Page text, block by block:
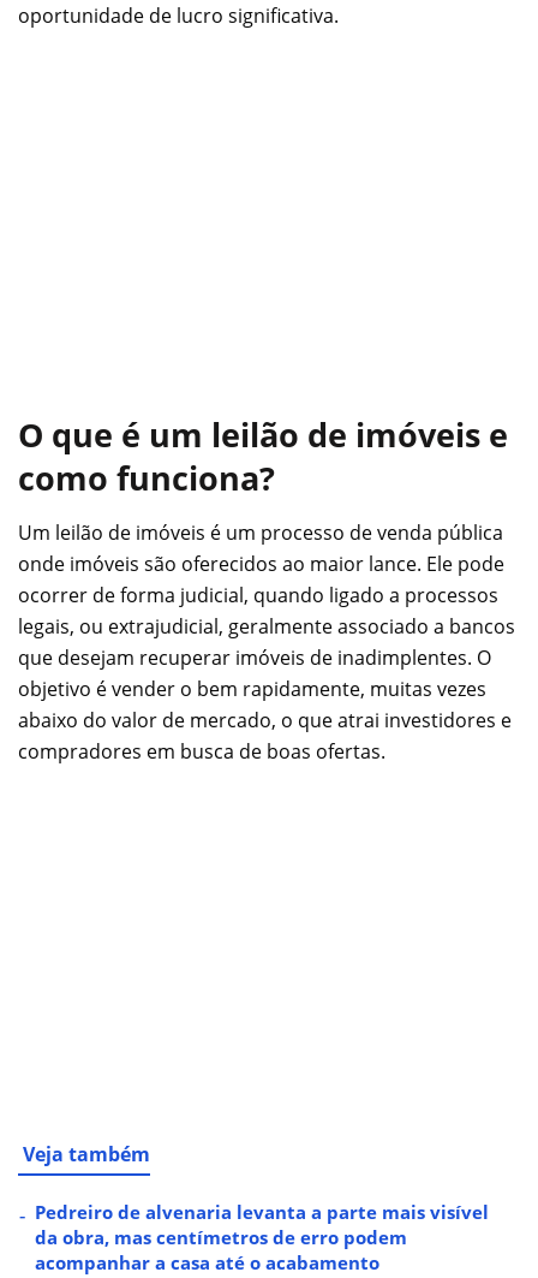
oportunidade de lucro significativa.
O que é um leilão de imóveis e
como funciona?
Um leilão de imóveis é um processo de venda pública
onde imóveis são oferecidos ao maior lance. Ele pode
ocorrer de forma judicial, quando ligado a processos
legais, ou extrajudicial, geralmente associado a bancos
que desejam recuperar imóveis de inadimplentes. O
objetivo é vender o bem rapidamente, muitas vezes
abaixo do valor de mercado, o que atrai investidores e
compradores em busca de boas ofertas.
Veja também
Pedreiro de alvenaria levanta a parte mais visível
da obra, mas centímetros de erro podem
acompanhar a casa até o acabamento